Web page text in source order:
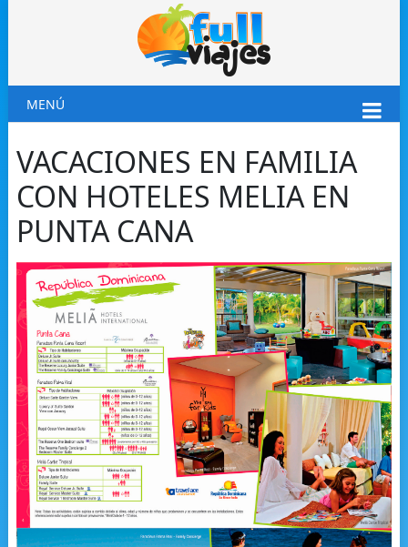
MENÚ
VACACIONES EN FAMILIA
CON HOTELES MELIA EN
PUNTA CANA